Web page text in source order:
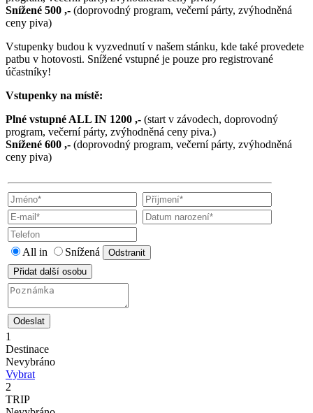
Snížené 500 ,- (doprovodný program, večerní párty, zvýhodněná
ceny piva)
Vstupenky budou k vyzvednutí v našem stánku, kde také provedete
patbu v hotovosti. Snížené vstupné je pouze pro registrované
účastníky!
Vstupenky na místě:
Plné vstupné ALL IN 1200 ,- (start v závodech, doprovodný
program, večerní párty, zvýhodněná ceny piva.)
Snížené 600 ,- (doprovodný program, večerní párty, zvýhodněná
ceny piva)
All in Snížená
Odstranit
Přidat další osobu
Odeslat
1
Destinace
Nevybráno
Vybrat
2
TRIP